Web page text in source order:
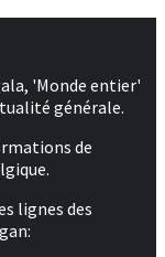
'Monde entier'
générale.
de
lignes des